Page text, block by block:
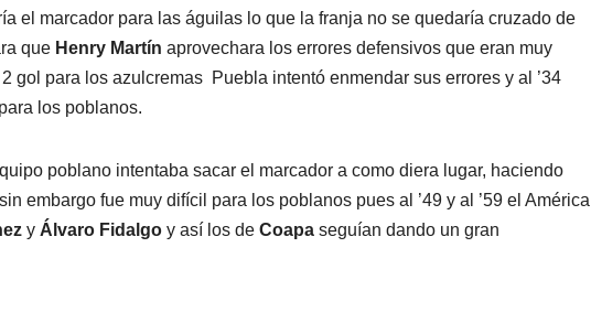
el marcador para las águilas lo que la franja no se quedaría cruzado de
que Henry Martín aprovechara los errores defensivos que eran muy
gol para los azulcremas Puebla intentó enmendar sus errores y al ’34
los poblanos.
poblano intentaba sacar el marcador a como diera lugar, haciendo
embargo fue muy difícil para los poblanos pues al ’49 y al ’59 el América
y Álvaro Fidalgo y así los de Coapa seguían dando un gran